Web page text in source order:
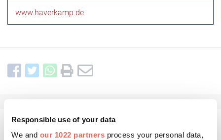
Responsible use of your data
We and our 1022 partners process your personal data,
www.haverkamp.de
Kommentar schreiben